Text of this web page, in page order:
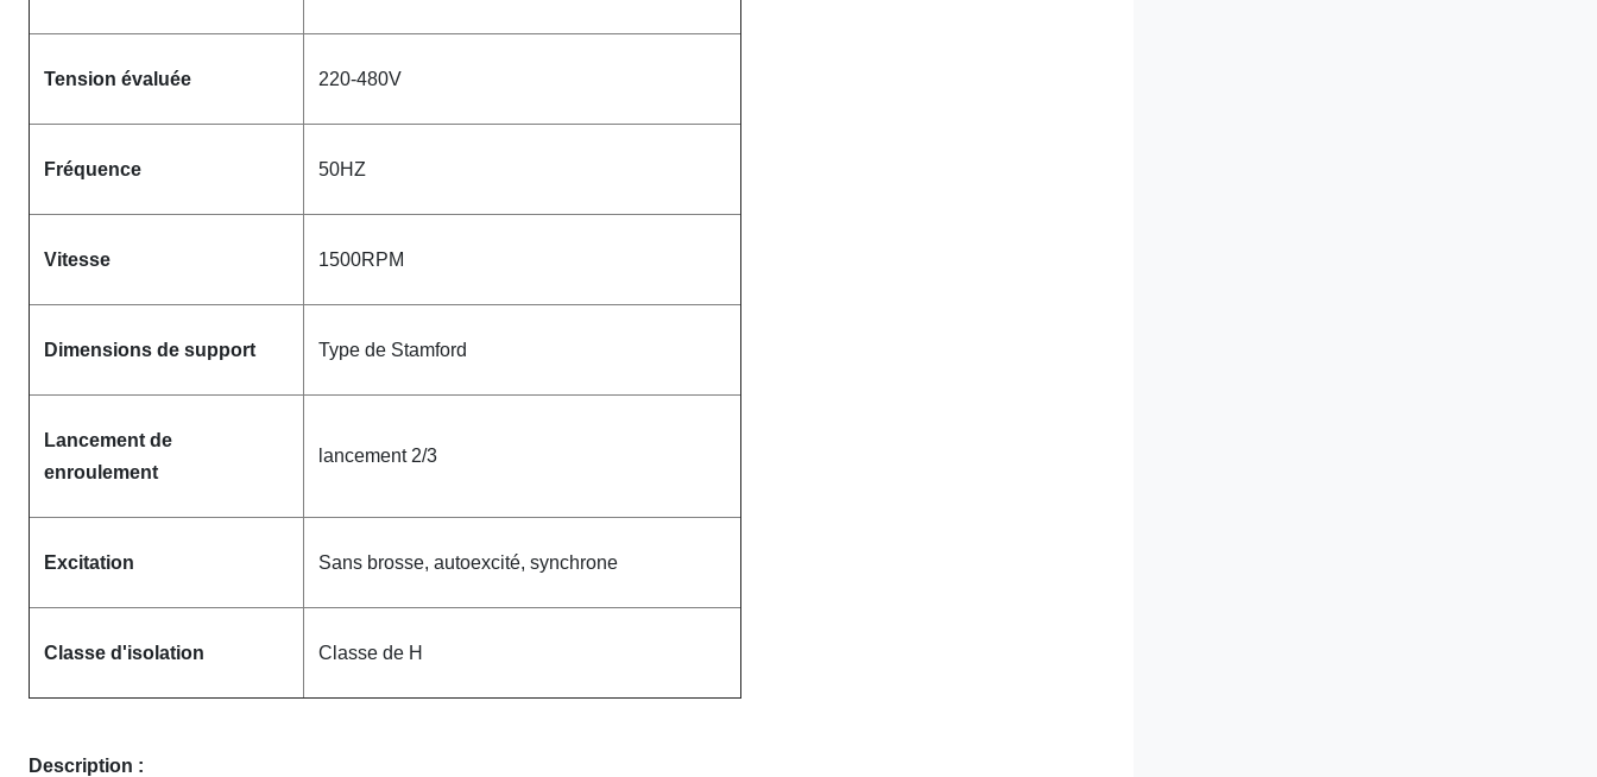
Tension évaluée 220-480V
Fréquence 50HZ
Vitesse 1500RPM
Dimensions de support Type de Stamford
Lancement de
enroulement
lancement 2/3
Excitation Sans brosse, autoexcité, synchrone
Classe d'isolation Classe de H
Description :